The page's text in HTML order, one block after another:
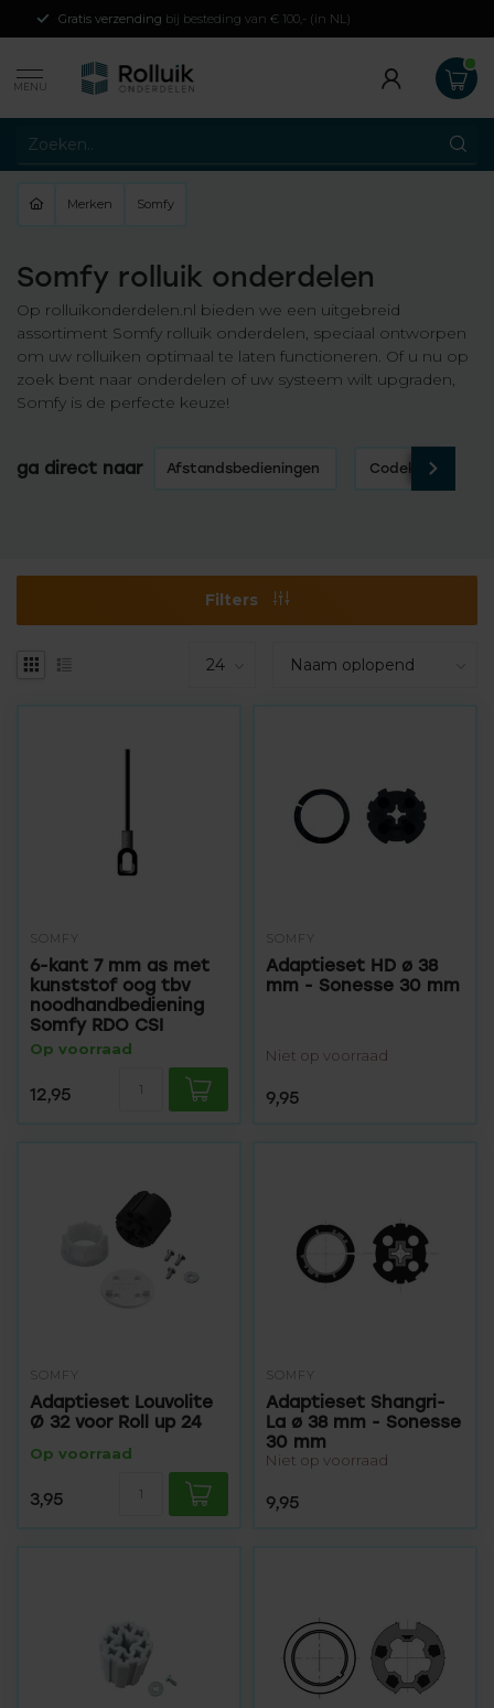
Gratis verzending bij besteding van € 100,- (in NL)
MENU
Merken Somfy
Somfy rolluik onderdelen
Op rolluikonderdelen.nl bieden we een uitgebreid
assortiment Somfy rolluik onderdelen, speciaal ontworpen
om uw rolluiken optimaal te laten functioneren. Of u nu op
zoek bent naar onderdelen of uw systeem wilt upgraden,
Somfy is de perfecte keuze!
ga direct naar Afstandsbedieningen Codeklavier
Filters
SOMFY
6-kant 7 mm as met
kunststof oog tbv
noodhandbediening
Somfy RDO CSI
Op voorraad
12,95
SOMFY
Adaptieset HD ø 38
mm - Sonesse 30 mm
Niet op voorraad
9,95
SOMFY
Adaptieset Louvolite
Ø 32 voor Roll up 24
Op voorraad
3,95
SOMFY
Adaptieset Shangri-
La ø 38 mm - Sonesse
30 mm
Niet op voorraad
9,95